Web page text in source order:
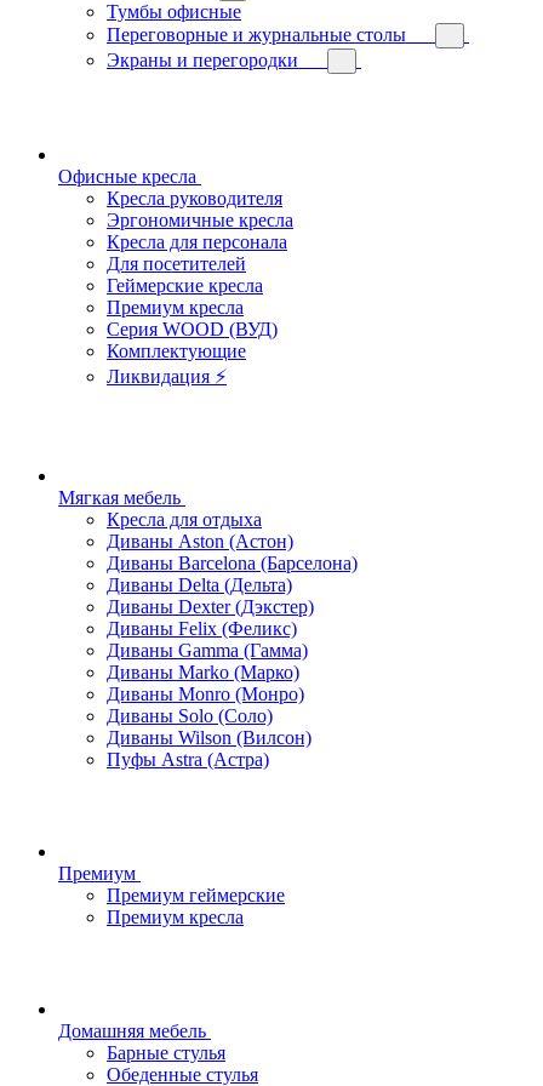
Тумбы офисные
Переговорные и журнальные столы
Экраны и перегородки
Офисные кресла
Кресла руководителя
Эргономичные кресла
Кресла для персонала
Для посетителей
Геймерские кресла
Премиум кресла
Серия WOOD (ВУД)
Комплектующие
Ликвидация ⚡
Мягкая мебель
Кресла для отдыха
Диваны Aston (Астон)
Диваны Barcelona (Барселона)
Диваны Delta (Дельта)
Диваны Dexter (Дэкстер)
Диваны Felix (Феликс)
Диваны Gamma (Гамма)
Диваны Marko (Марко)
Диваны Monro (Монро)
Диваны Solo (Соло)
Диваны Wilson (Вилсон)
Пуфы Astra (Астра)
Премиум
Премиум геймерские
Премиум кресла
Домашняя мебель
Барные стулья
Обеденные стулья